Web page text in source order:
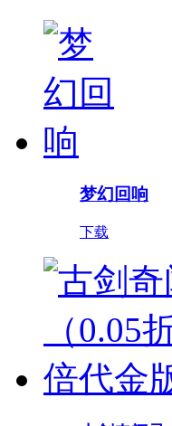
梦幻回响
下载